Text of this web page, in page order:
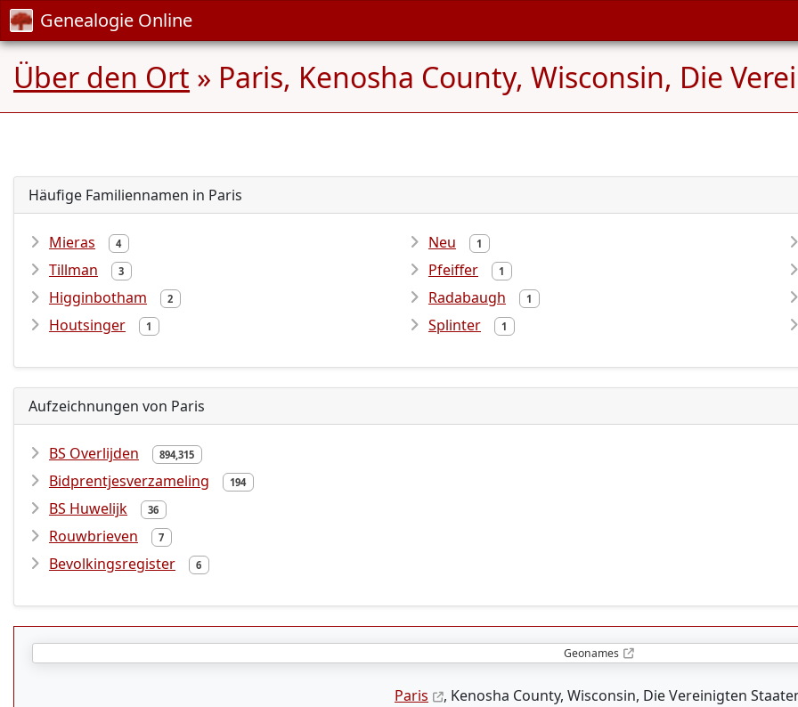
Genealogie Online
Über den Ort » Paris, Kenosha County, Wisconsin, Die
Häufige Familiennamen in Paris
Mieras 4
Tillman 3
Higginbotham 2
Houtsinger 1
Neu 1
Pfeiffer 1
Radabaugh 1
Splinter 1
Aufzeichnungen von Paris
BS Overlijden 894,315
Bidprentjesverzameling 194
BS Huwelijk 36
Rouwbrieven 7
Bevolkingsregister 6
Geonames
Paris , Kenosha County, Wisconsin, Die Vereinigten